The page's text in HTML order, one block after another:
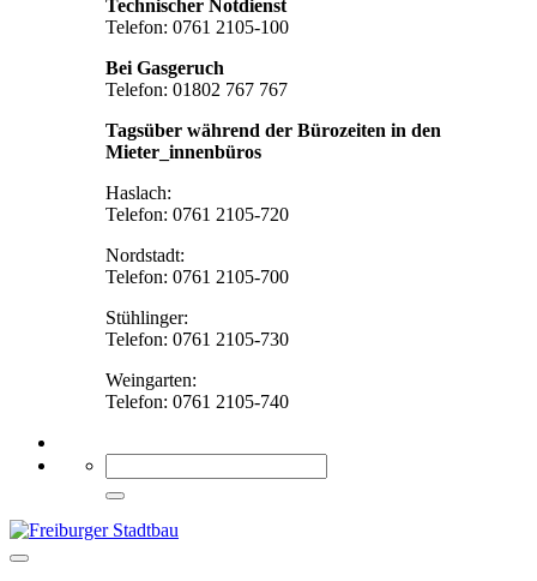
Technischer Notdienst
Telefon: 0761 2105-100
Bei Gasgeruch
Telefon: 01802 767 767
Tagsüber während der Bürozeiten in den
Mieter_innenbüros
Haslach:
Telefon: 0761 2105-720
Nordstadt:
Telefon: 0761 2105-700
Stühlinger:
Telefon: 0761 2105-730
Weingarten:
Telefon: 0761 2105-740